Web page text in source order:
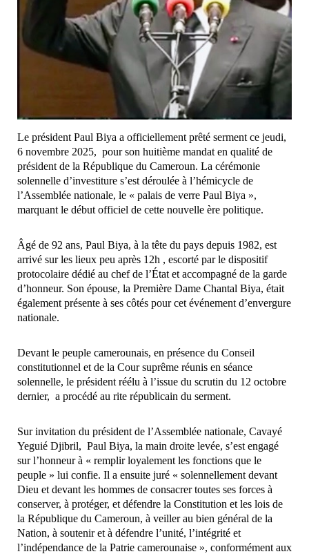
Le président Paul Biya a officiellement prêté serment ce jeudi,
6 novembre 2025, pour son huitième mandat en qualité de
président de la République du Cameroun. La cérémonie
solennelle d’investiture s’est déroulée à l’hémicycle de
l’Assemblée nationale, le « palais de verre Paul Biya »,
marquant le début officiel de cette nouvelle ère politique.
Âgé de 92 ans, Paul Biya, à la tête du pays depuis 1982, est
arrivé sur les lieux peu après 12h , escorté par le dispositif
protocolaire dédié au chef de l’État et accompagné de la garde
d’honneur. Son épouse, la Première Dame Chantal Biya, était
également présente à ses côtés pour cet événement d’envergure
nationale.
Devant le peuple camerounais, en présence du Conseil
constitutionnel et de la Cour suprême réunis en séance
solennelle, le président réélu à l’issue du scrutin du 12 octobre
dernier, a procédé au rite républicain du serment.
Sur invitation du président de l’Assemblée nationale, Cavayé
Yeguié Djibril, Paul Biya, la main droite levée, s’est engagé
sur l’honneur à « remplir loyalement les fonctions que le
peuple » lui confie. Il a ensuite juré « solennellement devant
Dieu et devant les hommes de consacrer toutes ses forces à
conserver, à protéger, et défendre la Constitution et les lois de
la République du Cameroun, à veiller au bien général de la
Nation, à soutenir et à défendre l’unité, l’intégrité et
l’indépendance de la Patrie camerounaise », conformément aux